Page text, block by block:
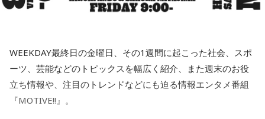
寺内：神職さんはこっそり6種類全部持ってるとかないですか
三輪田：いえいえ（笑）。授与品というものは、基本的に、1
年に1回、お返しいただいて、また新しいのを受けられるとい
う形ですので。
5.東京　Mrs. GREEN APPLE　/　僕のこと
木曜の放送を聴く
8月11日（火）：宇佐美友紀サラドレ甲子園
1.鹿児島　中島美嘉　/　STARS
2.鳥取　Official髭男dism　/　Pretender
3.熊本　WANIMA　/　ともに
4.群馬　氷室京介　/　SUMMER GAME
WEEKDAY最終日の金曜日、その1週間に起こった社会、スポ
ーツ、芸能などのトピックスを幅広く紹介、また週末のお役
立ち情報や、注目のトレンドなどにも迫る情報エンタメ番組
『MOTIVE!!』。